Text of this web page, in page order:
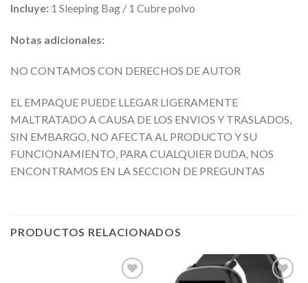
Incluye: 1 Sleeping Bag / 1 Cubre polvo
Notas adicionales:
NO CONTAMOS CON DERECHOS DE AUTOR
EL EMPAQUE PUEDE LLEGAR LIGERAMENTE
MALTRATADO A CAUSA DE LOS ENVIOS Y TRASLADOS,
SIN EMBARGO, NO AFECTA AL PRODUCTO Y SU
FUNCIONAMIENTO, PARA CUALQUIER DUDA, NOS
ENCONTRAMOS EN LA SECCION DE PREGUNTAS
PRODUCTOS RELACIONADOS